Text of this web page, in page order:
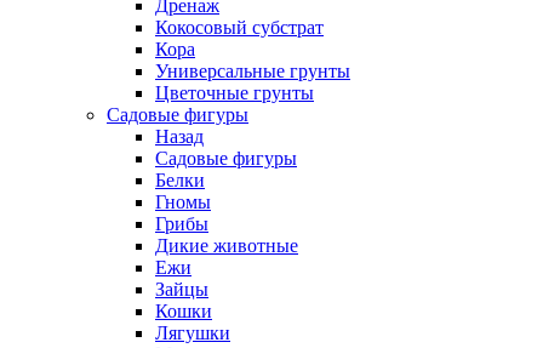
Дренаж
Кокосовый субстрат
Кора
Универсальные грунты
Цветочные грунты
Садовые фигуры
Назад
Садовые фигуры
Белки
Гномы
Грибы
Дикие животные
Ежи
Зайцы
Кошки
Лягушки